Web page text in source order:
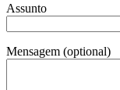
Assunto
Mensagem (optional)